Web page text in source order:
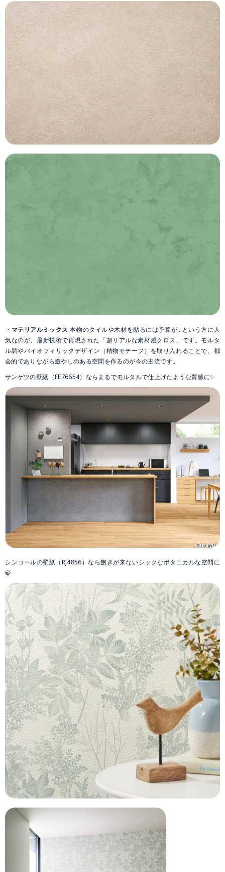
・ マテリアルミックス 本物のタイルや木材を貼るには予算が…という方に人
気なのが、最新技術で再現された「超リアルな素材感クロス」です。モルタ
ル調やバイオフィリックデザイン（植物モチーフ）を取り入れることで、都
会的でありながら癒やしのある空間を作るのが今の主流です。
サンゲツの壁紙（FE76654）ならまるでモルタルで仕上げたような質感に✨
シンコールの壁紙（RJ4856）なら飽きが来ないシックなボタニカルな空間に
🍃